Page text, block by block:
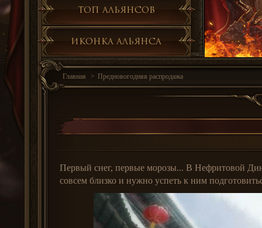
Топ альянсов
Иконка альянса
Главная Предновогодняя распродажа
Первый снег, первые морозы... В Нефритовой
совсем близко и нужно успеть к ним